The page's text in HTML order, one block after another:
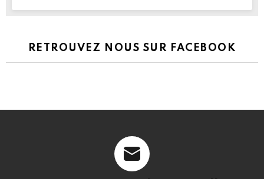
RETROUVEZ NOUS SUR FACEBOOK